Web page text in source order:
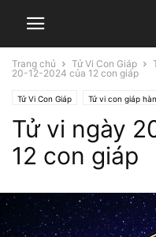
Trang chủ Tử Vi Con Giáp
20-12-2024 của 12 con giáp
Tử Vi Con Giáp Tử vi con giáp
Tử vi ngày
12 con giáp